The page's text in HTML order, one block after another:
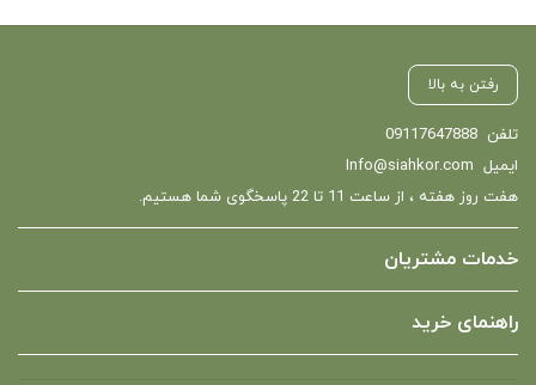
رفتن به بالا
تلفن 09117647888
ایمیل Info@siahkor.com
هفت روز هفته ، از ساعت 11 تا 22 پاسخگوی شما هستیم.
خدمات مشتریان
راهنمای خرید